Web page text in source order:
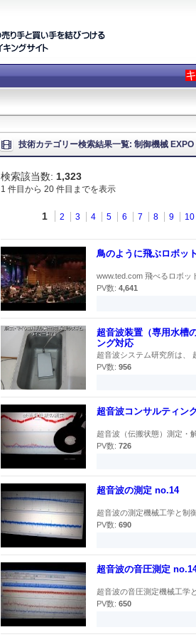
技術カテゴリー検索結果一覧: 制御機械 EXPO
検索該当数: 1,323
1 件目から 20 件目までを表示
1 2 3 4 5 6 7 8 9 10
鳥のように飛ぶロボット
www.ted.com 飛べるロボッ
PV数: 4,641
超音波装置（専用水槽
ング対応
超音波システム研究所は、
PV数: 956
超音波コンサルティン
超音波（伝搬状態）測定・
PV数: 726
超音波の測定 no.14
超音波の測定機械工学と制
PV数: 690
超音波の音圧測定
超音波の音圧測定機械工学
PV数: 650